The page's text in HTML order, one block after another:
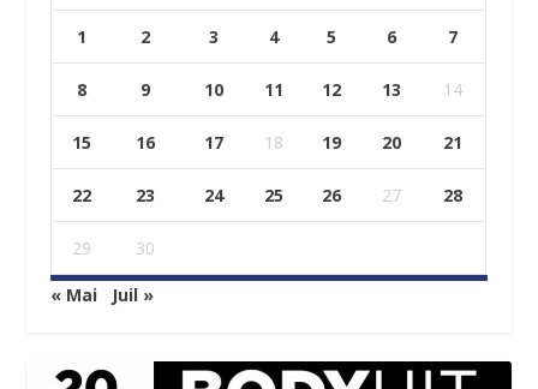
1 2 3 4 5 6 7
8 9 10 11 12 13 14
15 16 17 18 19 20 21
22 23 24 25 26 27 28
29 30
« Mai Juil »